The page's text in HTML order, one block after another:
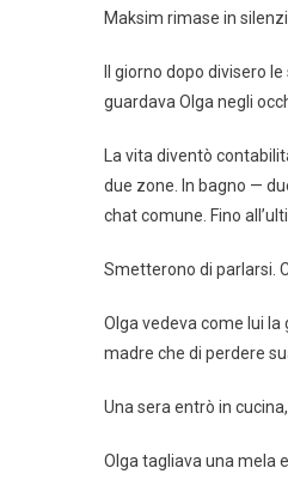
Maksim rimase in
Il giorno dopo divisero
guardava Olga negli
La vita diventò
due zone. In bagno —
chat comune. Fino
Smetterono di parlarsi.
Olga vedeva come lui
madre che di perdere
Una sera entrò in
Olga tagliava una mela